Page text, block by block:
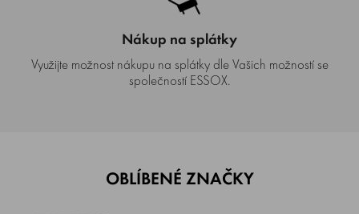
Nákup na splátky
Využijte možnost nákupu na splátky dle Vašich možností se
společností ESSOX.
OBLÍBENÉ ZNAČKY